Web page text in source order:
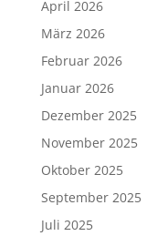
April 2026
März 2026
Februar 2026
Januar 2026
Dezember 2025
November 2025
Oktober 2025
September 2025
Juli 2025